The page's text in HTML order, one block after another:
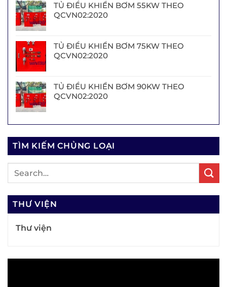
TỦ ĐIỀU KHIỂN BƠM 55KW THEO
QCVN02:2020
TỦ ĐIỀU KHIỂN BƠM 75KW THEO
QCVN02:2020
TỦ ĐIỀU KHIỂN BƠM 90KW THEO
QCVN02:2020
TÌM KIẾM CHỦNG LOẠI
THƯ VIỆN
Thư viện